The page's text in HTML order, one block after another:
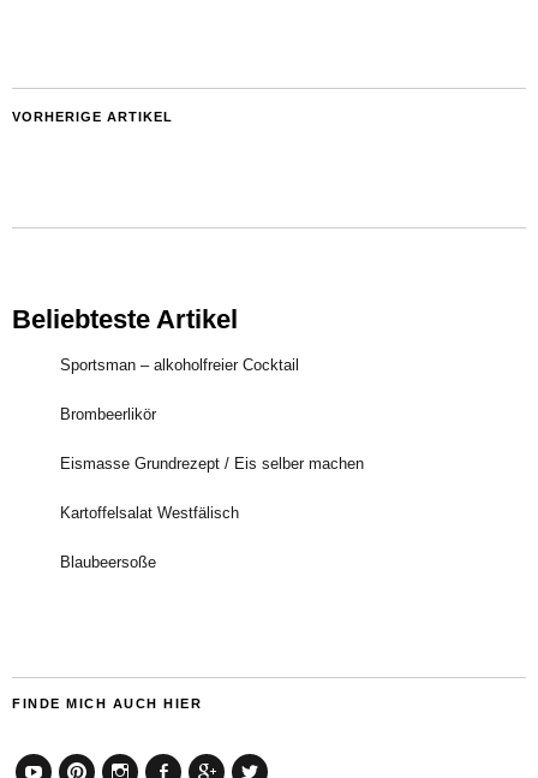
VORHERIGE ARTIKEL
Beliebteste Artikel
Sportsman – alkoholfreier Cocktail
Brombeerlikör
Eismasse Grundrezept / Eis selber machen
Kartoffelsalat Westfälisch
Blaubeersoße
FINDE MICH AUCH HIER